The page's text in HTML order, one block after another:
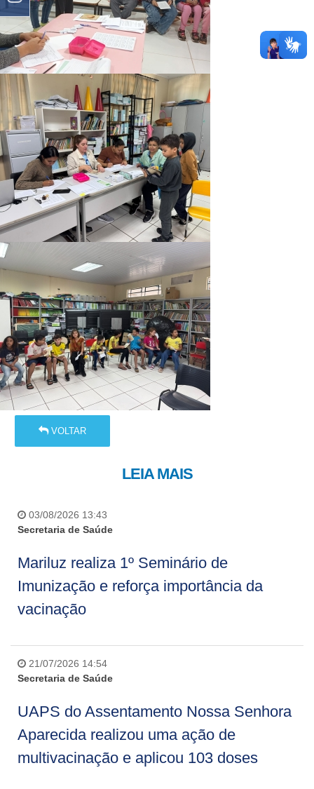
VOLTAR
LEIA MAIS
03/08/2026 13:43
Secretaria de Saúde
Mariluz realiza 1º Seminário de
Imunização e reforça importância da
vacinação
21/07/2026 14:54
Secretaria de Saúde
UAPS do Assentamento Nossa Senhora
Aparecida realizou uma ação de
multivacinação e aplicou 103 doses